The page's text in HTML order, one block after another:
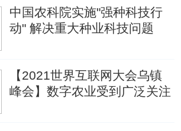
中国农科院实施"强种科技行
动" 解决重大种业科技问题
【2021世界互联网大会乌镇
峰会】数字农业受到广泛关注